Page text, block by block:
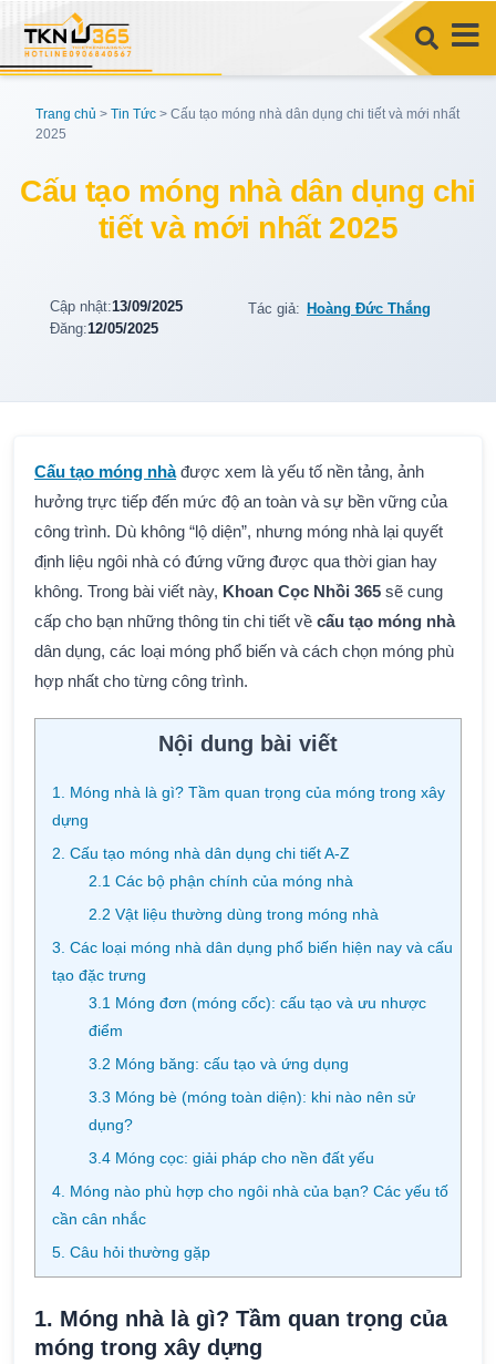
Trang chủ > Tin Tức > Cấu tạo móng nhà dân dụng chi tiết và mới nhất
2025
Cấu tạo móng nhà dân dụng chi
tiết và mới nhất 2025
Cập nhật:13/09/2025
Đăng:12/05/2025
Tác giả: Hoàng Đức Thắng
Cấu tạo móng nhàđược xem là yếu tố nền tảng, ảnh
hưởng trực tiếp đến mức độ an toàn và sự bền vững của
công trình. Dù không “lộ diện”, nhưng móng nhà lại quyết
định liệu ngôi nhà có đứng vững được qua thời gian hay
không. Trong bài viết này, Khoan Cọc Nhồi 365 sẽ cung
cấp cho bạn những thông tin chi tiết về cấu tạo móng nhà
dân dụng, các loại móng phổ biến và cách chọn móng phù
hợp nhất cho từng công trình.
Nội dung bài viết
1. Móng nhà là gì? Tầm quan trọng của móng trong xây
dựng
2. Cấu tạo móng nhà dân dụng chi tiết A-Z
2.1 Các bộ phận chính của móng nhà
2.2 Vật liệu thường dùng trong móng nhà
3. Các loại móng nhà dân dụng phổ biến hiện nay và cấu
tạo đặc trưng
3.1 Móng đơn (móng cốc): cấu tạo và ưu nhược
điểm
3.2 Móng băng: cấu tạo và ứng dụng
3.3 Móng bè (móng toàn diện): khi nào nên sử
dụng?
3.4 Móng cọc: giải pháp cho nền đất yếu
4. Móng nào phù hợp cho ngôi nhà của bạn? Các yếu tố
cần cân nhắc
5. Câu hỏi thường gặp
1. Móng nhà là gì? Tầm quan trọng của
móng trong xây dựng